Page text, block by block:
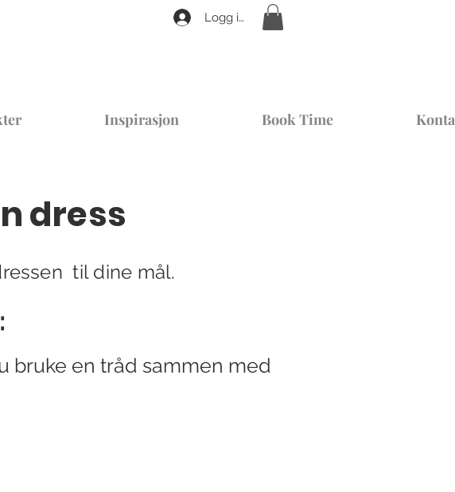
Logg inn
Inspirasjon Book Time
dress
til dine mål.
bruke en tråd sammen med